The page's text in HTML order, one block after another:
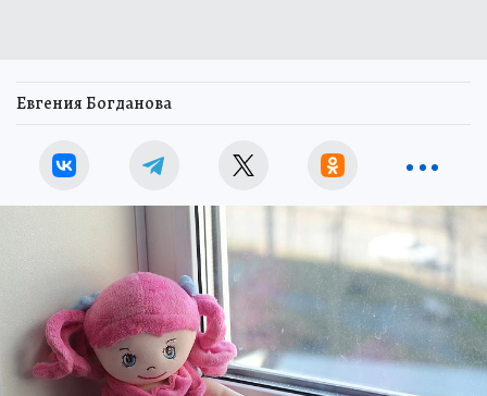
Евгения Богданова